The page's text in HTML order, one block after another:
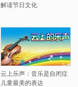
解读节日文化
云上乐声：音乐是自闭症
儿童最美的表达